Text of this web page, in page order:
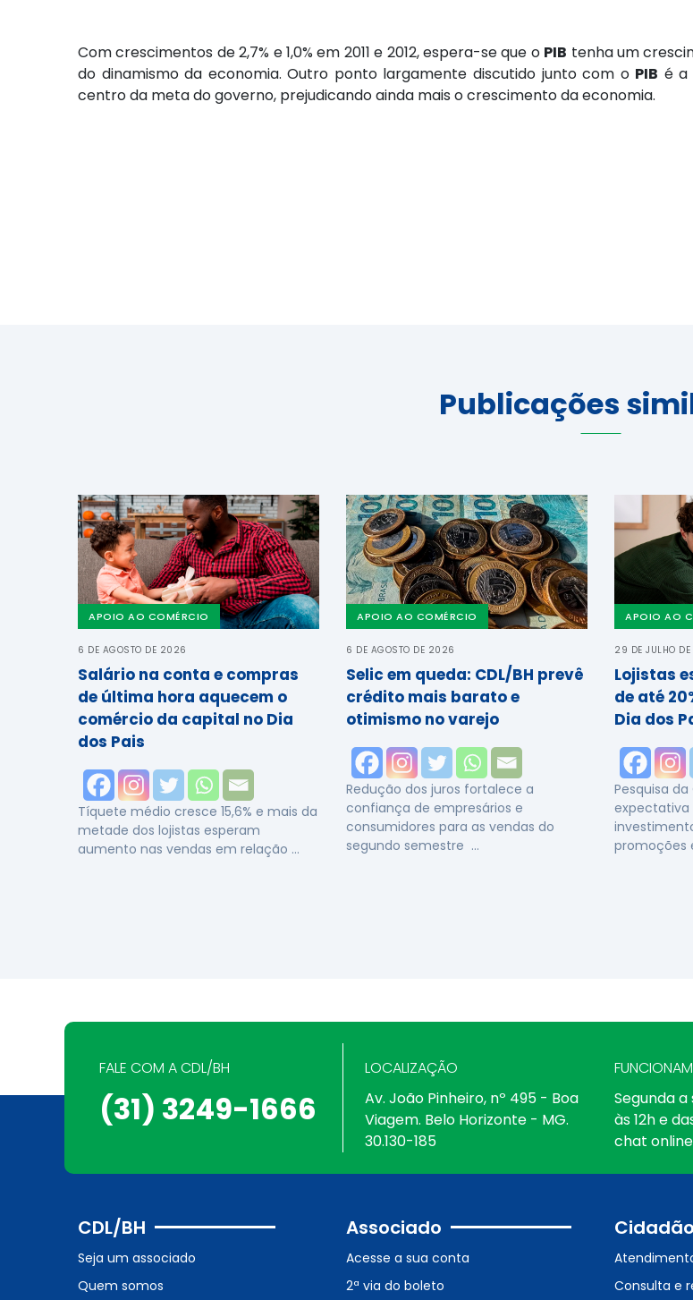
Com crescimentos de 2,7% e 1,0% em 2011 e 2012, espera-se que o PIB tenha um
do dinamismo da economia. Outro ponto largamente discutido junto com o PIB é
centro da meta do governo, prejudicando ainda mais o crescimento da economia.
Publicações
APOIO AO COMÉRCIO
6 DE AGOSTO DE 2026
Salário na conta e compras
de última hora aquecem o
comércio da capital no Dia
dos Pais
Tíquete médio cresce 15,6% e mais da
metade dos lojistas esperam
aumento nas vendas em relação …
APOIO AO COMÉRCIO
6 DE AGOSTO DE 2026
Selic em queda: CDL/BH prevê
crédito mais barato e
otimismo no varejo
Redução dos juros fortalece a
confiança de empresários e
consumidores para as vendas do
segundo semestre …
APOIO AO
29 DE JULHO
Lojistas
de até
Dia dos
Pesquisa da
expectativa
promoções
FALE COM A CDL/BH
(31) 3249-1666
LOCALIZAÇÃO
Av. João Pinheiro, nº 495 - Boa
Viagem. Belo Horizonte - MG.
30.130-185
Segunda
às 12h e
chat
CDL/BH
Seja um associado
Quem somos
Associado
Acesse a sua conta
2ª via do boleto
Cidadão
Consulta e